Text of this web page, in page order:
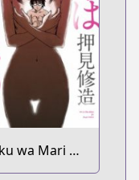
wa Mari no